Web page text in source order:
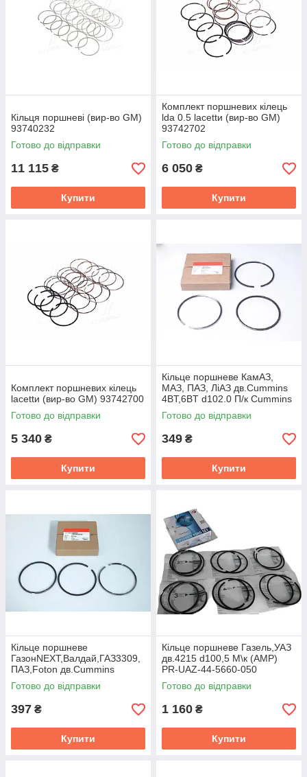
Кільця поршневі (вир-во GM)
93740232
Готово до відправки
11 115 ₴
Купити
Комплект поршневих кілець
lda 0.5 lacettи (вир-во GM)
93742702
Готово до відправки
6 050 ₴
Купити
Комплект поршневих кілець
lacettи (вир-во GM) 93742700
Готово до відправки
5 340 ₴
Купити
Кільце поршневе КамАЗ,
МАЗ, ПАЗ, ЛіАЗ дв.Cummins
4BT,6BT d102.0 П/к Cummins
Investmen 3802230
Готово до відправки
349 ₴
Купити
Кільце поршневе
ГазонNEXT,Валдай,ГАЗ3309,
ПАЗ,Foton дв.Cummins
ISF3.8 d102.0 П/к
CumminsInv 4089258
Готово до відправки
397 ₴
Купити
Кiльце поршневе Газель,УАЗ
дв.4215 d100,5 М\к (AMP)
PR-UAZ-44-5660-050
Готово до відправки
1 160 ₴
Купити